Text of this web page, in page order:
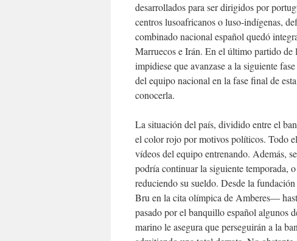
desarrollados para ser dirigidos por
centros lusoafricanos o luso-indígenas,
combinado nacional español quedó
Marruecos e Irán. En el último partido de
impidiese que avanzase a la siguiente
del equipo nacional en la fase final de
conocerla.
La situación del país, dividido entre el
el color rojo por motivos políticos. Todo
vídeos del equipo entrenando. Además,
podría continuar la siguiente temporada,
reduciendo su sueldo. Desde la
Bru en la cita olímpica de Amberes—
pasado por el banquillo español algunos
marino le asegura que perseguirán a la